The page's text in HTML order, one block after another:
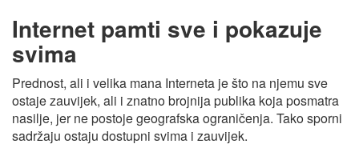
Internet pamti sve i pokazuje
svima
Prednost, ali i velika mana Interneta je što na njemu sve
ostaje zauvijek, ali i znatno brojnija publika koja posmatra
nasilje, jer ne postoje geografska ograničenja. Tako sporni
sadržaju ostaju dostupni svima i zauvijek.